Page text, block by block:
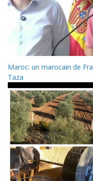
Maroc: un marocain de
Taza